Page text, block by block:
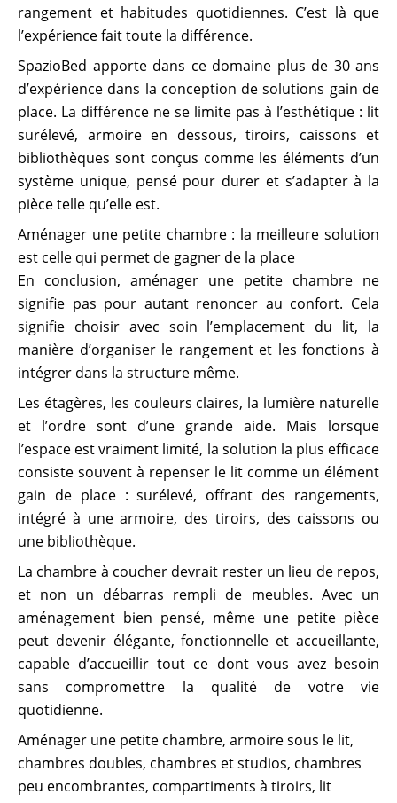
rangement et habitudes quotidiennes. C’est là que
l’expérience fait toute la différence.
SpazioBed apporte dans ce domaine plus de 30 ans
d’expérience dans la conception de solutions gain de
place. La différence ne se limite pas à l’esthétique : lit
surélevé, armoire en dessous, tiroirs, caissons et
bibliothèques sont conçus comme les éléments d’un
système unique, pensé pour durer et s’adapter à la
pièce telle qu’elle est.
Aménager une petite chambre : la meilleure solution
est celle qui permet de gagner de la place
En conclusion, aménager une petite chambre ne
signifie pas pour autant renoncer au confort. Cela
signifie choisir avec soin l’emplacement du lit, la
manière d’organiser le rangement et les fonctions à
intégrer dans la structure même.
Les étagères, les couleurs claires, la lumière naturelle
et l’ordre sont d’une grande aide. Mais lorsque
l’espace est vraiment limité, la solution la plus efficace
consiste souvent à repenser le lit comme un élément
gain de place : surélevé, offrant des rangements,
intégré à une armoire, des tiroirs, des caissons ou
une bibliothèque.
La chambre à coucher devrait rester un lieu de repos,
et non un débarras rempli de meubles. Avec un
aménagement bien pensé, même une petite pièce
peut devenir élégante, fonctionnelle et accueillante,
capable d’accueillir tout ce dont vous avez besoin
sans compromettre la qualité de votre vie
quotidienne.
Aménager une petite chambre, armoire sous le lit,
chambres doubles, chambres et studios, chambres
peu encombrantes, compartiments à tiroirs, lit